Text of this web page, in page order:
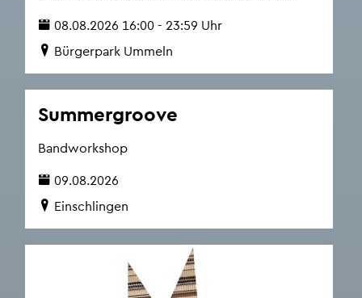
08.08.2026 16:00 - 23:59 Uhr
Bür­ger­park Um­meln
Sum­mer­groo­ve
Band­work­shop
09.08.2026
Ein­schlin­gen